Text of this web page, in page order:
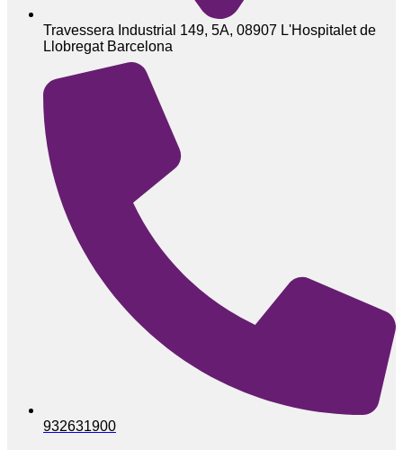
Travessera Industrial 149, 5A, 08907 L'Hospitalet de
Llobregat Barcelona
932631900